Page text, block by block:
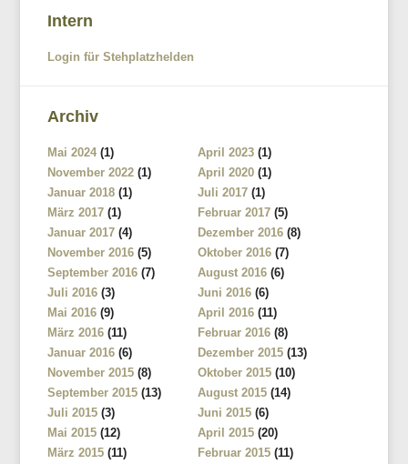
Intern
Login für Stehplatzhelden
Archiv
Mai 2024 (1) April 2023 (1)
November 2022 (1) April 2020 (1)
Januar 2018 (1) Juli 2017 (1)
März 2017 (1) Februar 2017 (5)
Januar 2017 (4) Dezember 2016 (8)
November 2016 (5) Oktober 2016 (7)
September 2016 (7) August 2016 (6)
Juli 2016 (3) Juni 2016 (6)
Mai 2016 (9) April 2016 (11)
März 2016 (11) Februar 2016 (8)
Januar 2016 (6) Dezember 2015 (13)
November 2015 (8) Oktober 2015 (10)
September 2015 (13) August 2015 (14)
Juli 2015 (3) Juni 2015 (6)
Mai 2015 (12) April 2015 (20)
März 2015 (11) Februar 2015 (11)